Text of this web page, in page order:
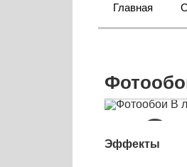
Главная
Эффекты